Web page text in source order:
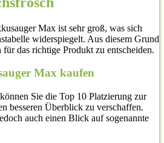
Max ist sehr groß, was sich
widerspiegelt. Aus diesem Grund
das richtige Produkt zu entscheiden.
Max kaufen
Sie die Top 10 Platzierung zur
besseren Überblick zu verschaffen.
auch einen Blick auf sogenannte